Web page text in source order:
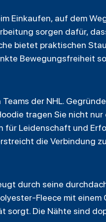
Einkaufen, auf dem
sorgen dafür,
bietet praktischen
Bewegungsfreiheit
der NHL.
tragen Sie nicht
für Leidenschaft und
die Verbindung
durch seine
Fleece mit einem
sorgt. Die Nähte sind